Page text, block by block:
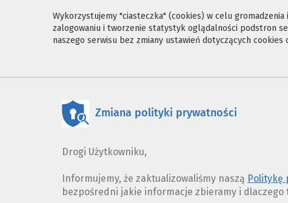
Wykorzystujemy "ciasteczka" (cookies) w celu
zalogowaniu i tworzenie statystyk oglądalności podstron
naszego serwisu bez zmiany ustawień dotyczących cookies
Zmiana polityki prywatności
Drogi Użytkowniku,
Informujemy, że zaktualizowaliśmy naszą Politykę
bezpośredni jakie informacje zbieramy i dlaczego